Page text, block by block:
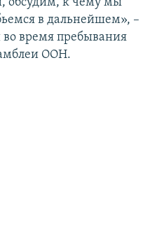
обсудим, к чему мы
в дальнейшем», –
время пребывания
ООН.